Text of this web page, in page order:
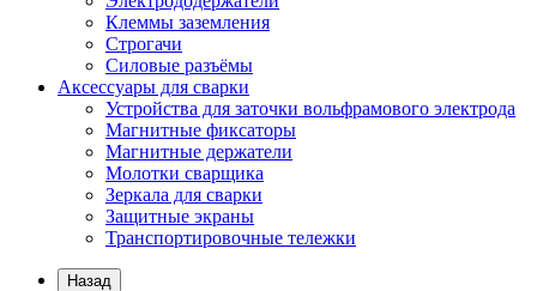
Клеммы заземления
Строгачи
Силовые разъёмы
Аксессуары для сварки
Устройства для заточки вольфрамового электрода
Магнитные фиксаторы
Магнитные держатели
Молотки сварщика
Зеркала для сварки
Защитные экраны
Транспортировочные тележки
Назад